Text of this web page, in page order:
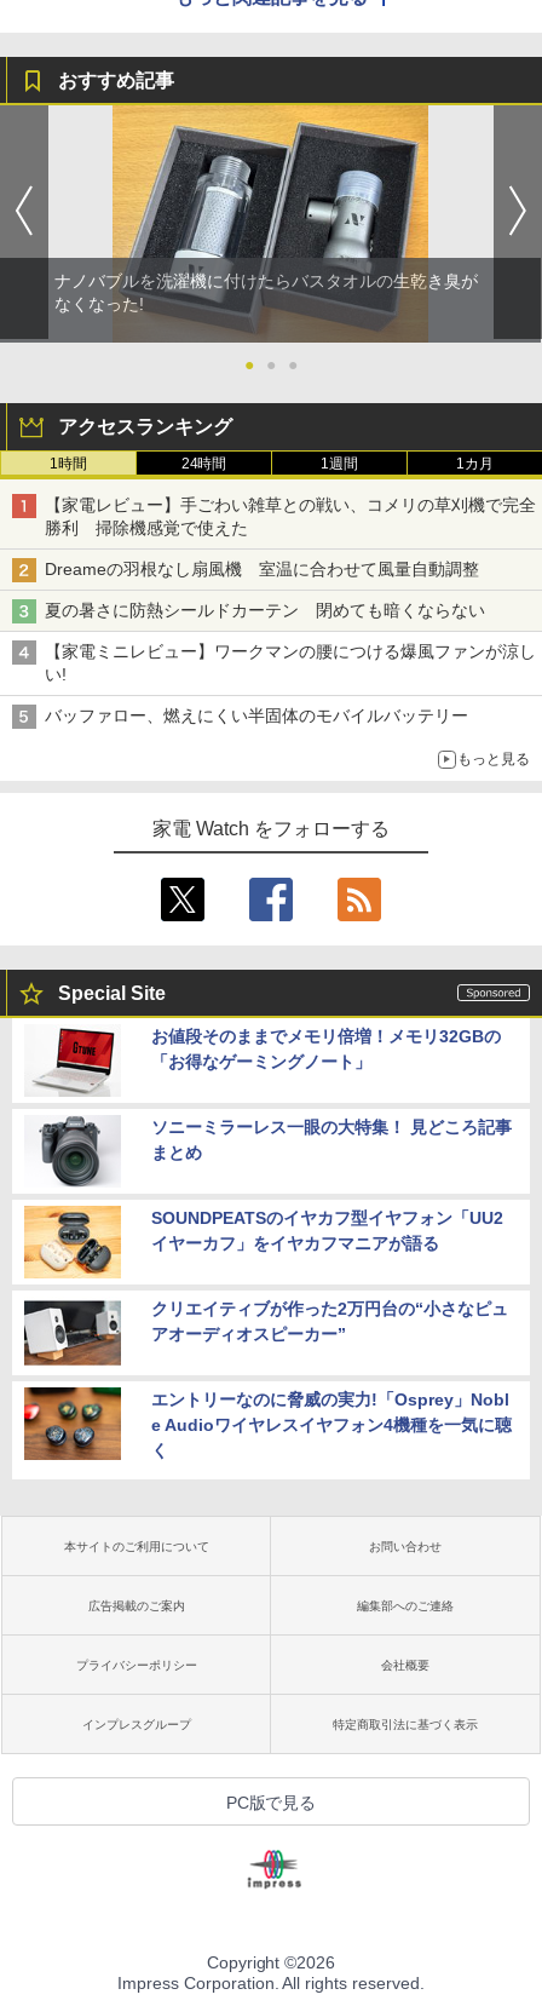
おすすめ記事
ナノバブルを洗濯機に付けたらバスタオルの生乾き臭が
なくなった!
● ● ●
アクセスランキング
1時間 24時間 1週間 1カ月
【家電レビュー】手ごわい雑草との戦い、コメリの草刈機で完全
勝利 掃除機感覚で使えた
Dreameの羽根なし扇風機 室温に合わせて風量自動調整
夏の暑さに防熱シールドカーテン 閉めても暗くならない
【家電ミニレビュー】ワークマンの腰につける爆風ファンが涼し
い!
バッファロー、燃えにくい半固体のモバイルバッテリー
もっと見る
家電 Watch をフォローする
Special Site
お値段そのままでメモリ倍増！メモリ32GBの
「お得なゲーミングノート」
ソニーミラーレス一眼の大特集！ 見どころ記事
まとめ
SOUNDPEATSのイヤカフ型イヤフォン「UU2
イヤーカフ」をイヤカフマニアが語る
クリエイティブが作った2万円台の“小さなピュ
アオーディオスピーカー”
エントリーなのに脅威の実力!「Osprey」Nobl
e Audioワイヤレスイヤフォン4機種を一気に聴
く
本サイトのご利用について お問い合わせ
広告掲載のご案内 編集部へのご連絡
プライバシーポリシー 会社概要
インプレスグループ 特定商取引法に基づく表示
PC版で見る
Copyright ©2026
Impress Corporation. All rights reserved.